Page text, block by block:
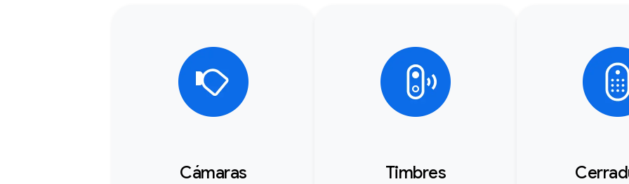
Cámaras Timbres